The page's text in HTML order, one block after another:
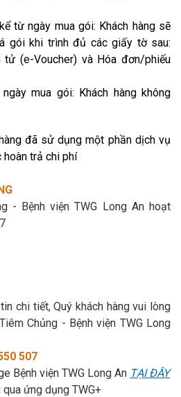
từ ngày mua gói: Khách hàng sẽ
gói khi trình đủ các giấy tờ sau:
tử (e-Voucher) và Hóa đơn/phiếu
mua gói: Khách hàng không
đã sử dụng một phần dịch vụ
trả chi phí
- Bệnh viện TWG Long An hoạt
chi tiết,Quý khách hàng vui lòng
Chủng - Bệnh viện TWG Long
507
Bệnh viện TWG Long An TẠI ĐÂY
ứng dụng TWG+